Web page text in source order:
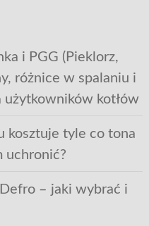
i PGG (Pieklorz,
różnice w spalaniu i
kotłów
kosztuje tyle co tona
uchronić?
– jaki wybrać i